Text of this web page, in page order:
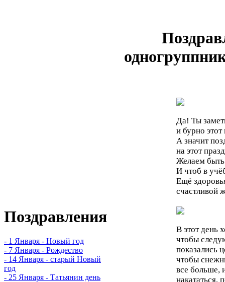
Поздравления
- 1 Января - Новый год
- 7 Января - Рождество
- 14 Января - старый Новый
год
- 25 Января - Татьянин день
Да! Ты
и бурно
А значит
на этот
Желаем
И чтоб в
Ещё
В этот день
чтобы
показались
чтобы
все больше,
накататься,